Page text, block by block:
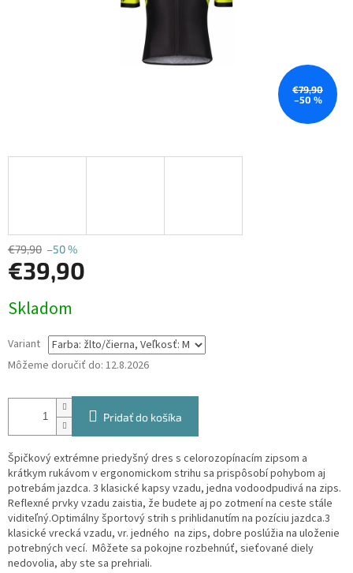
€79,90
–50 %
€79,90 –50 %
€39,90
cena:
Skladom
Variant
Môžeme doručiť do: 12.8.2026
Pridať do košíka
Špičkový extrémne priedyšný dres s celorozopínacím zipsom a
krátkym rukávom v ergonomickom strihu sa prispôsobí pohybom aj
potrebám jazdca. 3 klasické kapsy vzadu, jedna vodoodpudivá na zips.
Reflexné prvky vzadu zaistia, že budete aj po zotmení na ceste stále
viditeľný.Optimálny športový strih s prihlidanutím na pozíciu jazdca.3
klasické vrecká vzadu, vr. jedného na zips, dobre poslúžia na uloženie
potrebných vecí. Môžete sa pokojne rozbehnúť, sieťované diely
nedovolia, aby ste sa prehriali.